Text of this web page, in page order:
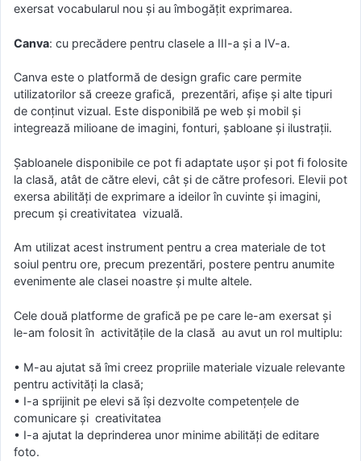
exersat vocabularul nou și au îmbogățit exprimarea.
Canva: cu precădere pentru clasele a III-a și a IV-a.
Canva este o platformă de design grafic care permite
utilizatorilor să creeze grafică, prezentări, afișe și alte tipuri
de conținut vizual. Este disponibilă pe web și mobil și
integrează milioane de imagini, fonturi, șabloane și ilustrații.
Șabloanele disponibile ce pot fi adaptate ușor și pot fi folosite
la clasă, atât de către elevi, cât și de către profesori. Elevii pot
exersa abilități de exprimare a ideilor în cuvinte și imagini,
precum și creativitatea vizuală.
Am utilizat acest instrument pentru a crea materiale de tot
soiul pentru ore, precum prezentări, postere pentru anumite
evenimente ale clasei noastre și multe altele.
Cele două platforme de grafică pe pe care le-am exersat și
le-am folosit în activitățile de la clasă au avut un rol multiplu:
• M-au ajutat să îmi creez propriile materiale vizuale relevante
pentru activități la clasă;
• I-a sprijinit pe elevi să își dezvolte competențele de
comunicare și creativitatea
• I-a ajutat la deprinderea unor minime abilități de editare
foto.